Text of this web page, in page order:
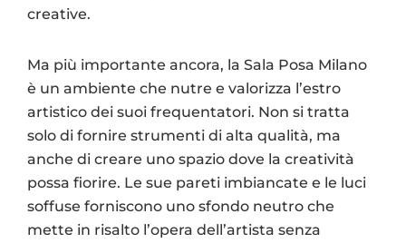
creative.
Ma più importante ancora, la Sala Posa Milano
è un ambiente che nutre e valorizza l’estro
artistico dei suoi frequentatori. Non si tratta
solo di fornire strumenti di alta qualità, ma
anche di creare uno spazio dove la creatività
possa fiorire. Le sue pareti imbiancate e le luci
soffuse forniscono uno sfondo neutro che
mette in risalto l’opera dell’artista senza